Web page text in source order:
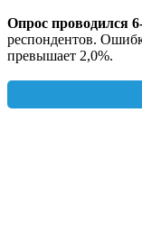
Опрос проводился
респондентов.
превышает 2,0%.